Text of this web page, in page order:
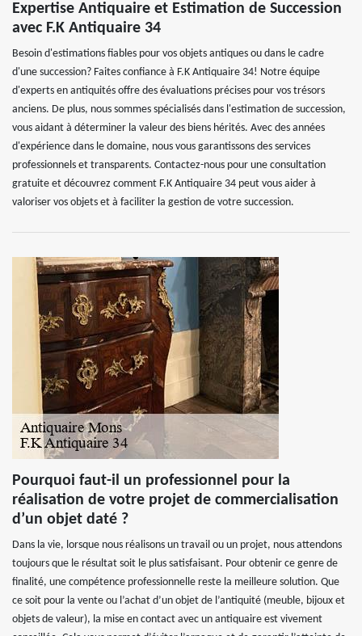
Expertise Antiquaire et Estimation de Succession
avec F.K Antiquaire 34
Besoin d'estimations fiables pour vos objets antiques ou dans le cadre
d'une succession? Faites confiance à F.K Antiquaire 34! Notre équipe
d'experts en antiquités offre des évaluations précises pour vos trésors
anciens. De plus, nous sommes spécialisés dans l'estimation de succession,
vous aidant à déterminer la valeur des biens hérités. Avec des années
d'expérience dans le domaine, nous vous garantissons des services
professionnels et transparents. Contactez-nous pour une consultation
gratuite et découvrez comment F.K Antiquaire 34 peut vous aider à
valoriser vos objets et à faciliter la gestion de votre succession.
Pourquoi faut-il un professionnel pour la
réalisation de votre projet de commercialisation
d’un objet daté ?
Dans la vie, lorsque nous réalisons un travail ou un projet, nous attendons
toujours que le résultat soit le plus satisfaisant. Pour obtenir ce genre de
finalité, une compétence professionnelle reste la meilleure solution. Que
ce soit pour la vente ou l’achat d’un objet de l’antiquité (meuble, bijoux et
objets de valeur), la mise en contact avec un antiquaire est vivement